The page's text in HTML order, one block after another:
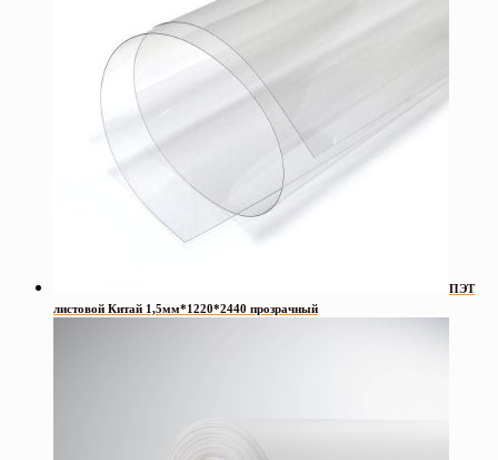
ПЭТ
листовой Китай 1,5мм*1220*2440 прозрачный